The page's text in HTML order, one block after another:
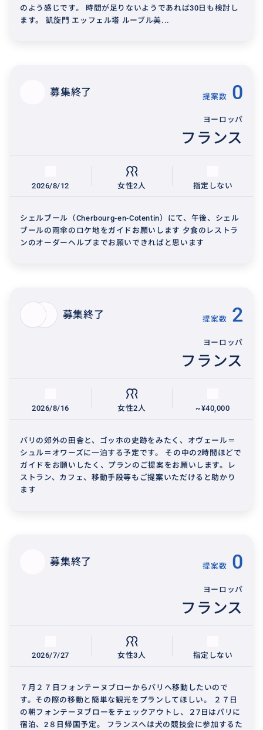
のよう感じです。 時間が足りないようであれば30日も検討し
ます。 凱旋門 エッフェル塔 ルーブル美...
募集終了 提案数 0
ヨーロッパ
フランス
2026/8/12 女性2人 指定しない
シェルブール（Cherbourg-en-Cotentin）にて、午後、シェル
ブールの雨傘のロケ地をガイドお願いします 夕食のレストラ
ンのオーダーヘルプまでお願いできればと思います
募集終了 提案数 2
ヨーロッパ
フランス
2026/8/16 女性2人 ~¥40,000
パリの郊外の田舎と、ゴッホの史跡をみたく、オヴェール＝
シュル＝オワーズに一泊する予定です。 その中の2時間ほどで
ガイドをお願いしたく、プランのご提案をお願いします。レ
ストラン、カフェ、移動手段等もご提案いただけると助かり
ます
募集終了 提案数 0
ヨーロッパ
フランス
2026/7/27 女性3人 指定しない
７月２７日フォンテーヌブローからパリへ移動したいので
す。その際の移動と簡単な観光をプランしてほしい。 ２７日
の朝フォンテーヌブローをチェックアウトし、２7日はパリに
宿泊、2８日帰国予定。 フランスへは犬の競技会に参加するた